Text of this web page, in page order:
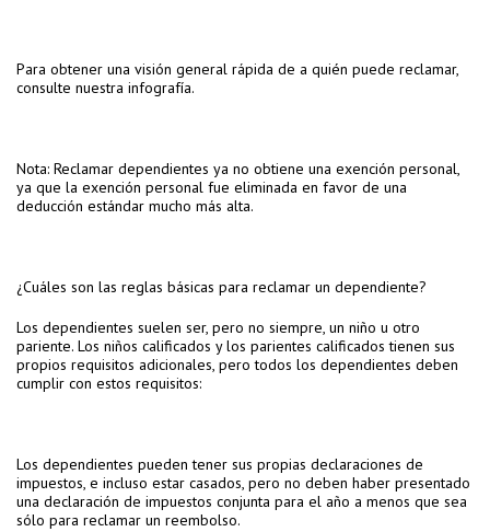
Para obtener una visión general rápida de a quién puede reclamar,
consulte nuestra infografía.
Nota: Reclamar dependientes ya no obtiene una exención personal,
ya que la exención personal fue eliminada en favor de una
deducción estándar mucho más alta.
¿Cuáles son las reglas básicas para reclamar un dependiente?
Los dependientes suelen ser, pero no siempre, un niño u otro
pariente. Los niños calificados y los parientes calificados tienen sus
propios requisitos adicionales, pero todos los dependientes deben
cumplir con estos requisitos:
Los dependientes pueden tener sus propias declaraciones de
impuestos, e incluso estar casados, pero no deben haber presentado
una declaración de impuestos conjunta para el año a menos que sea
sólo para reclamar un reembolso.